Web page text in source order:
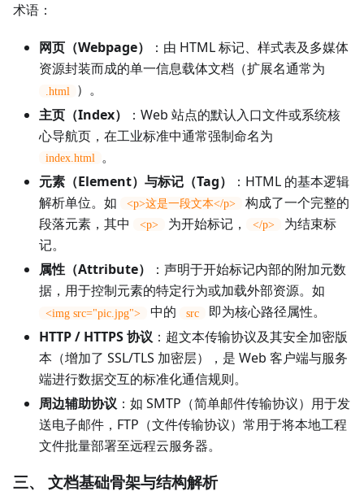
术语：
网页（Webpage）
：由 HTML 标记、样式表及多媒体
资源封装而成的单一信息载体文档（扩展名通常为
.html
）。
主页（Index）
：Web 站点的默认入口文件或系统核
心导航页，在工业标准中通常强制命名为
index.html
。
元素（Element）与标记（Tag）
：HTML 的基本逻辑
解析单位。如
<p>这是一段文本</p>
构成了一个完整的
段落元素，其中
<p> 为开始标记， </p>
为结束标
记。
属性（Attribute）
：声明于开始标记内部的附加元数
据，用于控制元素的特定行为或加载外部资源。如
<img src="pic.jpg"> 中的 src
即为核心路径属性。
HTTP / HTTPS 协议 ：超文本传输协议及其安全加密版
本（增加了 SSL/TLS 加密层），是 Web 客户端与服务
端进行数据交互的标准化通信规则。
周边辅助协议 ：如 SMTP（简单邮件传输协议）用于发
送电子邮件，FTP（文件传输协议）常用于将本地工程
文件批量部署至远程云服务器。
三、 文档基础骨架与结构解析